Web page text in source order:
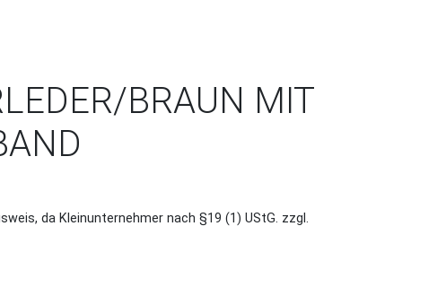
BRAUN MIT
da Kleinunternehmer nach §19 (1) UStG. zzgl.